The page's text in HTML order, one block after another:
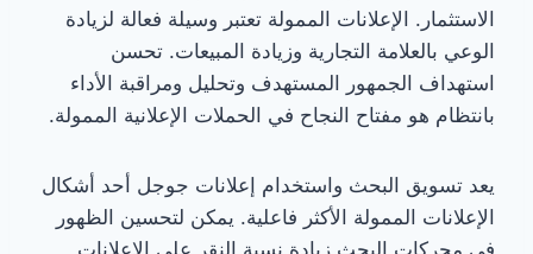
الاستثمار. الإعلانات الممولة تعتبر وسيلة فعالة لزيادة
الوعي بالعلامة التجارية وزيادة المبيعات. تحسن
استهداف الجمهور المستهدف وتحليل ومراقبة الأداء
بانتظام هو مفتاح النجاح في الحملات الإعلانية الممولة.
يعد تسويق البحث واستخدام إعلانات جوجل أحد أشكال
الإعلانات الممولة الأكثر فاعلية. يمكن لتحسين الظهور
في محركات البحث زيادة نسبة النقر على الإعلانات